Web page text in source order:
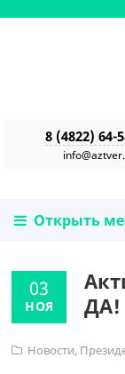
8 (4822) 64-
Открыть
03
НОЯ
ДА!
Новости,